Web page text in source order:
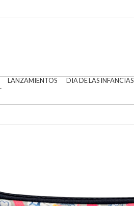
LANZAMIENTOS DIA DE LAS INFANCIAS